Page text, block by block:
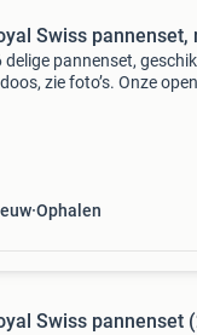
Swiss pannenset,
delige pannenset,
zie foto’s. Onze
Ophalen
Swiss pannenset